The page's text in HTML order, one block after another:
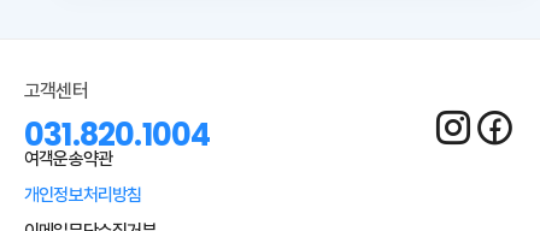
고객센터
031.820.1004
여객운송약관
개인정보처리방침